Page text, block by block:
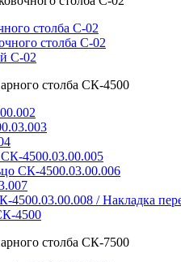
столба С-02
столба С-02
С-02
столба СК-4500
4500.03.00.005
СК-4500.03.00.006
4500.03.00.008 / Накладка
4500
столба СК-7500